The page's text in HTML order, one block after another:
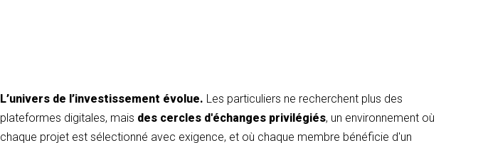
L’univers de l’investissement évolue. Les particuliers ne recherchent plus des
plateformes digitales, mais des cercles d'échanges privilégiés, un environnement où
chaque projet est sélectionné avec exigence, et où chaque membre bénéficie d'un